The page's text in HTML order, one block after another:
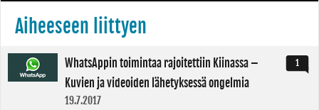
Aiheeseen liittyen
1
WhatsAppin toimintaa rajoitettiin Kiinassa –
Kuvien ja videoiden lähetyksessä ongelmia
19.7.2017